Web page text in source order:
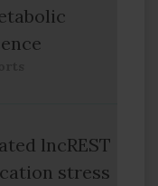
lncREST
stress